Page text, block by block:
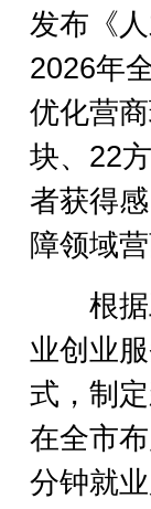
发布《
2026年
优化营
块、22
者获得
障领域营
根据
业创业
式，制
在全市
分钟就